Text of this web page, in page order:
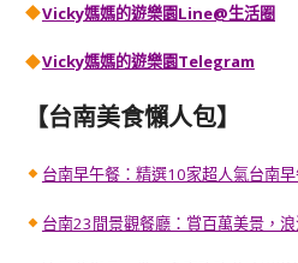
Vicky媽媽的遊樂園Line@生活圈
Vicky媽媽的遊樂園Telegram
【台南美食懶人包】
台南早午餐：精選10家超人氣台南早
台南23間景觀餐廳：賞百萬美景，